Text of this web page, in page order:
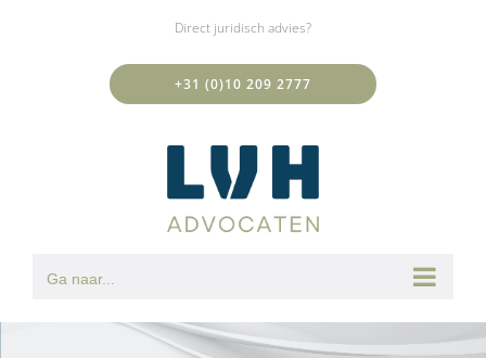
Direct juridisch advies?
+31 (0)10 209 2777
Ga naar...